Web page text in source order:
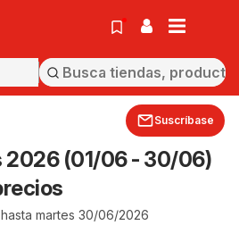
Suscríbase
2026 (01/06 - 30/06)
martes 30/06/2026